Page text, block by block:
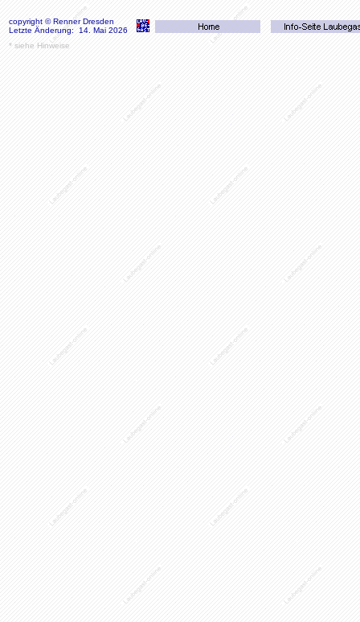
copyright © Renner Dresden
Letzte Änderung: 14. Mai 2026
* siehe Hinweise